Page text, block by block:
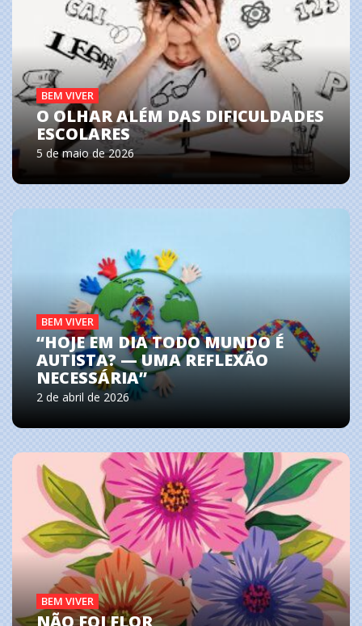
BEM VIVER
O OLHAR ALÉM DAS DIFICULDADES
ESCOLARES
5 de maio de 2026
BEM VIVER
“HOJE EM DIA TODO MUNDO É
AUTISTA? — UMA REFLEXÃO
NECESSÁRIA”
2 de abril de 2026
BEM VIVER
NÃO FOI FLOR